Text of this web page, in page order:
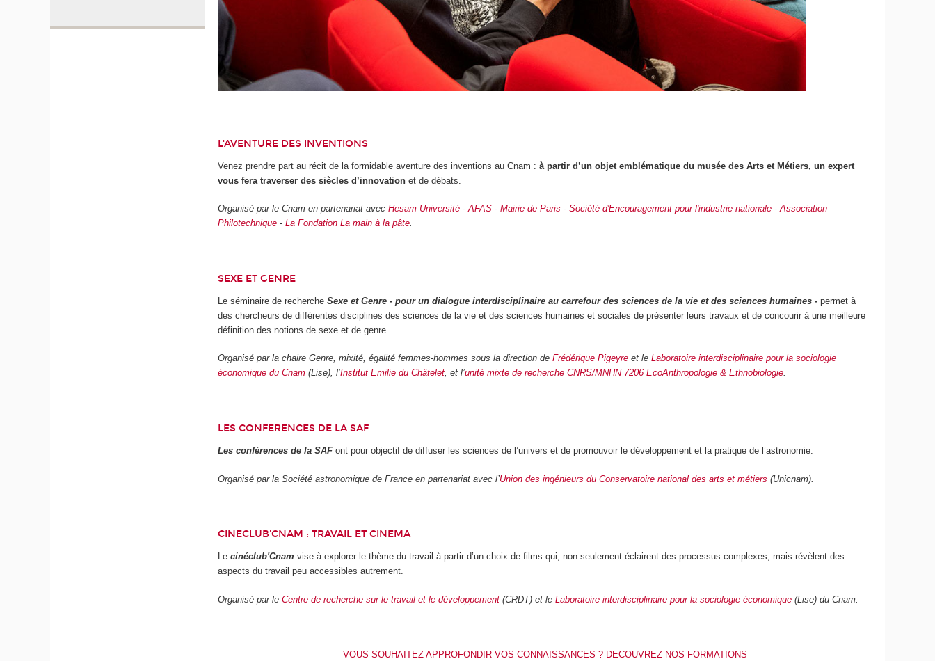
L'AVENTURE DES INVENTIONS
Venez prendre part au récit de la formidable aventure des inventions au Cnam :à partir d’un objet emblématique du musée des Arts et Métiers, un expert
vous fera traverser des siècles d’innovation et de débats.
Organisé par le Cnam en partenariat avecHesam Université -AFAS -Mairie de Paris -Société d'Encouragement pour l'industrie nationale -Association
Philotechnique -La Fondation La main à la pâte.
SEXE ET GENRE
Le séminaire de rechercheSexe et Genre - pour un dialogue interdisciplinaire au carrefour des sciences de la vie et des sciences humaines - permet à
des chercheurs de différentes disciplines des sciences de la vie et des sciences humaines et sociales de présenter leurs travaux et de concourir à une meilleure
définition des notions de sexe et de genre.
Organisé par la chaire Genre, mixité, égalité femmes-hommes sous la direction deFrédérique Pigeyre et leLaboratoire interdisciplinaire pour la sociologie
économique du Cnam (Lise), l’Institut Emilie du Châtelet, et l’unité mixte de recherche CNRS/MNHN 7206 EcoAnthropologie & Ethnobiologie.
LES CONFERENCES DE LA SAF
Les conférences de la SAF ont pour objectif de diffuser les sciences de l’univers et de promouvoir le développement et la pratique de l’astronomie.
Organisé par la Société astronomique de France en partenariat avec l’Union des ingénieurs du Conservatoire national des arts et métiers (Unicnam).
CINECLUB'CNAM : TRAVAIL ET CINEMA
Lecinéclub'Cnam vise à explorer le thème du travail à partir d’un choix de films qui, non seulement éclairent des processus complexes, mais révèlent des
aspects du travail peu accessibles autrement.
Organisé par leCentre de recherche sur le travail et le développement (CRDT) et leLaboratoire interdisciplinaire pour la sociologie économique (Lise) du Cnam.
VOUS SOUHAITEZ APPROFONDIR VOS CONNAISSANCES ? DECOUVREZ NOS FORMATIONS